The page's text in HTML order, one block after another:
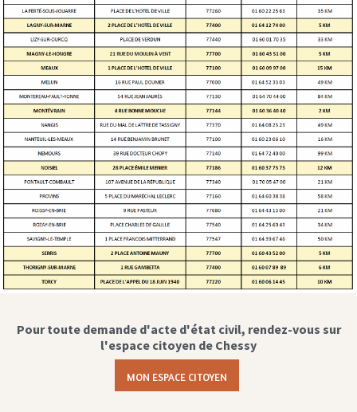
Pour toute demande d'acte d'état civil, rendez-vous sur
l'espace citoyen de Chessy
MON ESPACE CITOYEN